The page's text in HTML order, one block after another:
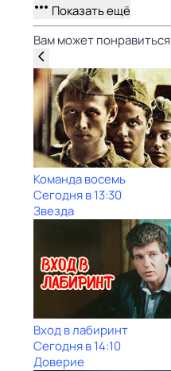
Показать ещё
Вам может понравиться
Команда восемь
Сегодня в 13:30
Звезда
Вход в лабиринт
Сегодня в 14:10
Доверие